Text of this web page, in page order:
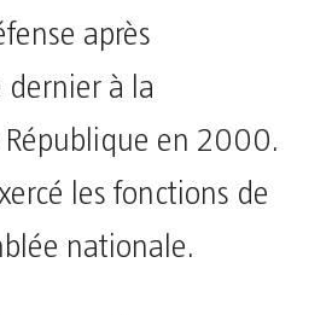
après
dernier à la
République en 2000.
les fonctions de
nationale.